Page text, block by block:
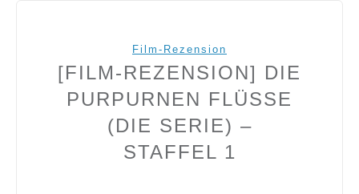
Film-Rezension
[FILM-REZENSION] DIE
PURPURNEN FLÜSSE
(DIE SERIE) –
STAFFEL 1